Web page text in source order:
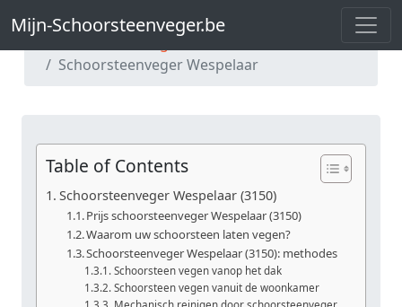
Mijn-Schoorsteenveger.be
Mijn-Schoorsteenveger.be
Schoorsteenveger Wespelaar
Table of Contents
Schoorsteenveger Wespelaar (3150)
Prijs schoorsteenveger Wespelaar (3150)
Waarom uw schoorsteen laten vegen?
Schoorsteenveger Wespelaar (3150): methodes
Schoorsteen vegen vanop het dak
Schoorsteen vegen vanuit de woonkamer